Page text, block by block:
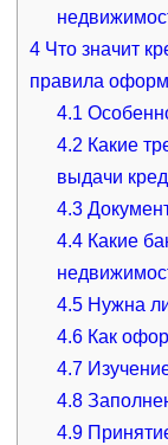
4Что значит
правила
4.1
4.2 Какие
выдачи
4.3
4.4 Какие
4.5 Нужна
4.6 Как
4.7
4.8
4.9